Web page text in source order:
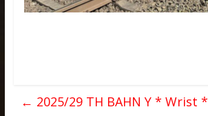
← 2025/29 TH BAHN Y * Wrist *